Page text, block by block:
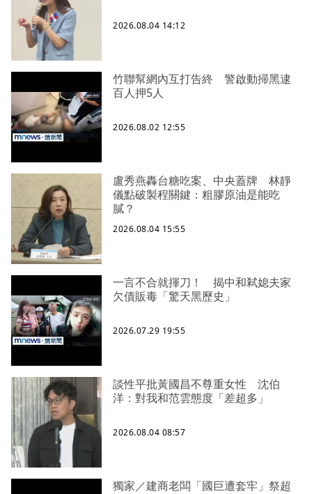
2026.08.04 14:12
竹聯幫網內互打告終 警啟動掃黑逮
百人押5人
2026.08.02 12:55
盧秀燕轟台糖吃案、中央蓋牌 林靜
儀點破製程關鍵：粗膠原油是能吃
膩？
2026.08.04 15:55
一言不合就揮刀！ 揭中和弒媳夫家
欠債販毒「驚天黑歷史」
2026.07.29 19:55
談性平批黃國昌不尊重女性 沈伯
洋：對我和范雲態度「差超多」
2026.08.04 08:57
獨家／建商老闆「國巨遭套牢」祭超